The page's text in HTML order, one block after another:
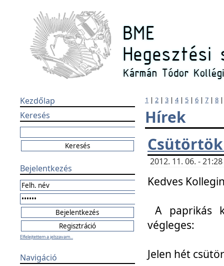
Kezdőlap
Keresés
Bejelentkezés
Elfelejtettem a jelszavam...
Navigáció
1 | 2 | 3 | 4| 5 | 6 | 7 | 8
Hírek
2012. 11. 06. -
Kedves
A paprikás
végleges:
Jelen hét